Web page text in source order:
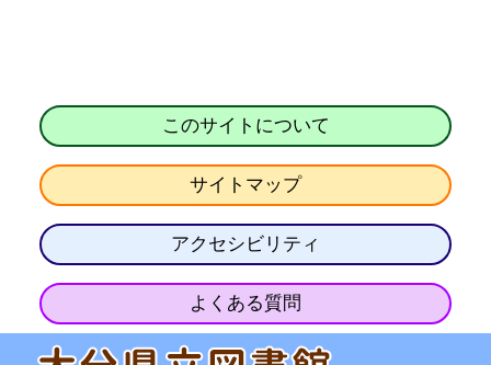
このサイトについて
サイトマップ
アクセシビリティ
よくある質問